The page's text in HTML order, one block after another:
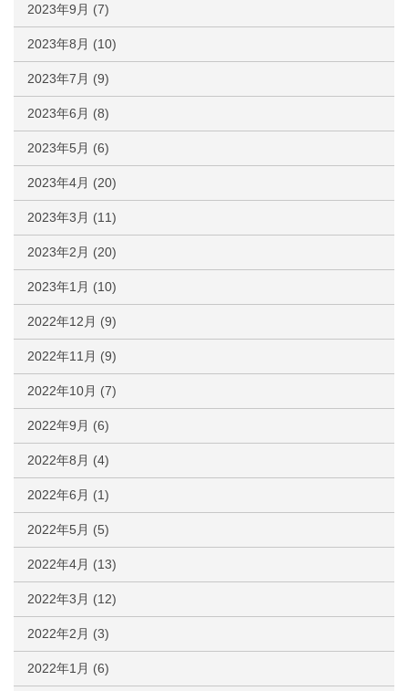
2023年9月 (7)
2023年8月 (10)
2023年7月 (9)
2023年6月 (8)
2023年5月 (6)
2023年4月 (20)
2023年3月 (11)
2023年2月 (20)
2023年1月 (10)
2022年12月 (9)
2022年11月 (9)
2022年10月 (7)
2022年9月 (6)
2022年8月 (4)
2022年6月 (1)
2022年5月 (5)
2022年4月 (13)
2022年3月 (12)
2022年2月 (3)
2022年1月 (6)